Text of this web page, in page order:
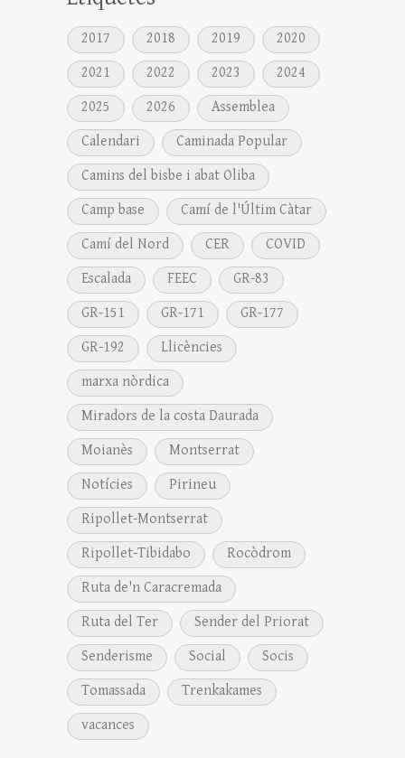
2017 2018 2019
2020
2021
2022 2023
2024
2025
2026
Assemblea
Calendari
Caminada Popular
Camins del bisbe i abat Oliba
Camp base
Camí de l'Últim Càtar
Camí del Nord
CER
COVID
Escalada
FEEC
GR-83
GR-151
GR-171
GR-177
GR-192
Llicències
marxa nòrdica
Miradors de la costa Daurada
Moianès
Montserrat
Notícies
Pirineu
Ripollet-Montserrat
Ripollet-Tibidabo
Rocòdrom
Ruta de'n Caracremada
Ruta del Ter
Sender del Priorat
Senderisme
Social
Socis
Tomassada
Trenkakames
vacances